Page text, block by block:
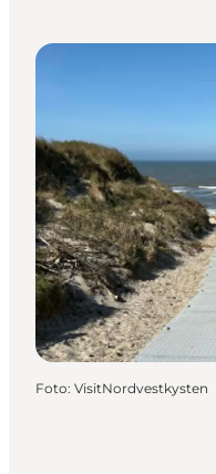
Foto: VisitNordvestkysten